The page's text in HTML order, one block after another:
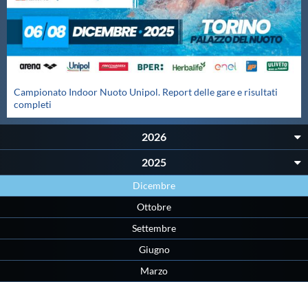
Scuole Nuoto
Centri Federali
Campionato Indoor Nuoto Unipol. Report delle gare e risultati
completi
2026
2025
Dicembre
Ottobre
Settembre
Giugno
Marzo